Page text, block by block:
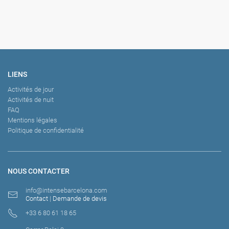
NOUS CONTACTER
info@intensebarcelona.com
Contact | Demande de devis
+33 6 80 61 18 65
LIENS
Activités de jour
Activités de nuit
FAQ
Mentions légales
Politique de confidentialité